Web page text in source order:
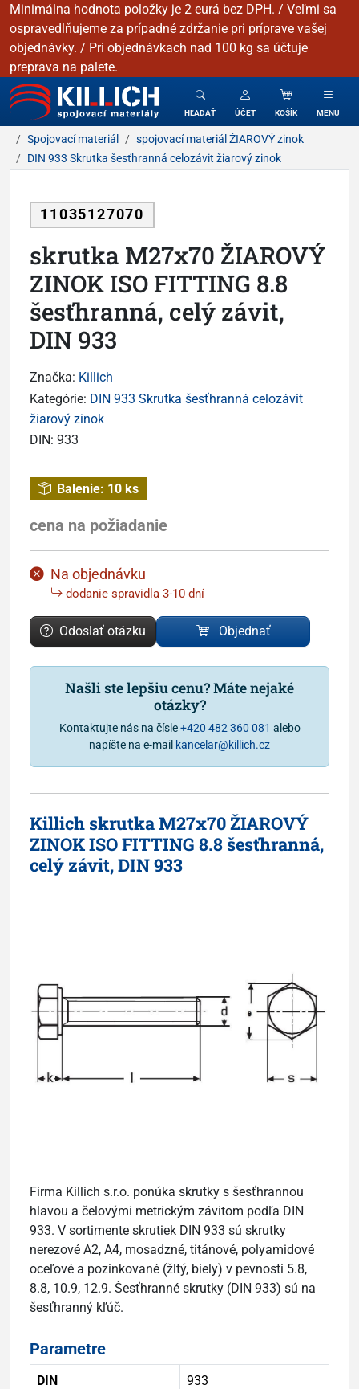
Minimálna hodnota položky je 2 eurá bez DPH. / Veľmi sa
ospravedlňujeme za prípadné zdržanie pri príprave vašej
objednávky. / Pri objednávkach nad 100 kg sa účtuje
preprava na palete.
KILLICH - Spojovacie materiály
HĽADAŤ ÚČET KOŠÍK MENU
Spojovací materiál
spojovací materiál ŽIAROVÝ zinok
DIN 933 Skrutka šesťhranná celozávit žiarový zinok
11035127070
skrutka M27x70 ŽIAROVÝ
ZINOK ISO FITTING 8.8
šesťhranná, celý závit,
DIN 933
Značka: Killich
Kategórie: DIN 933 Skrutka šesťhranná celozávit
žiarový zinok
DIN: 933
Balenie: 10 ks
cena na požiadanie
Na objednávku
dodanie spravidla 3-10 dní
Odoslať otázku Objednať
Našli ste lepšiu cenu? Máte nejaké
otázky?
Kontaktujte nás na čísle+420 482 360 081 alebo
napíšte na e-mail kancelar@killich.cz
Killich skrutka M27x70 ŽIAROVÝ
ZINOK ISO FITTING 8.8 šesťhranná,
celý závit, DIN 933
Firma Killich s.r.o. ponúka skrutky s šesťhrannou
hlavou a čelovými metrickým závitom podľa DIN
933. V sortimente skrutiek DIN 933 sú skrutky
nerezové A2, A4, mosadzné, titánové, polyamidové
oceľové a pozinkované (žltý, biely) v pevnosti 5.8,
8.8, 10.9, 12.9. Šesťhranné skrutky (DIN 933) sú na
šesťhranný kľúč.
Parametre
DIN 933